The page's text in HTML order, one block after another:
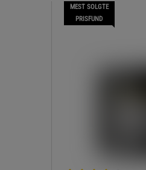
MEST SOLGTE
PRISFUND